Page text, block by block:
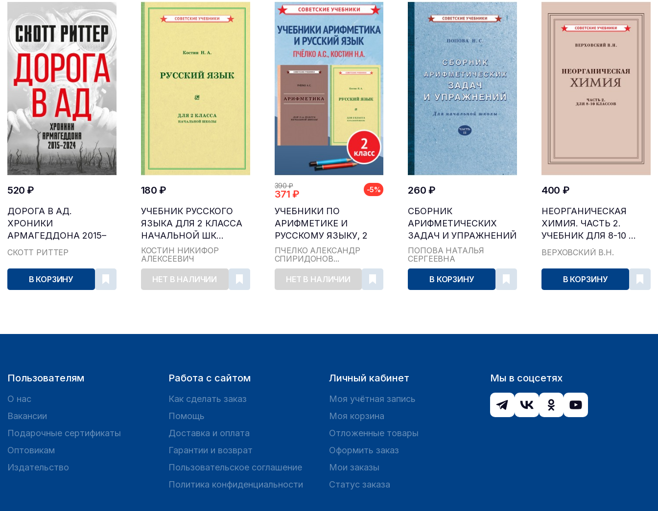
520 ₽
ДОРОГА В АД.
ХРОНИКИ
АРМАГЕДДОНА 2015–
2024
СКОТТ РИТТЕР
В КОРЗИНУ
180 ₽
УЧЕБНИК РУССКОГО
ЯЗЫКА ДЛЯ 2 КЛАССА
НАЧАЛЬНОЙ ШК...
КОСТИН НИКИФОР
АЛЕКСЕЕВИЧ
НЕТ В НАЛИЧИИ
390 ₽
371 ₽ -5%
УЧЕБНИКИ ПО
АРИФМЕТИКЕ И
РУССКОМУ ЯЗЫКУ, 2
КЛАСС...
ПЧЁЛКО АЛЕКСАНДР
СПИРИДОНОВ...
НЕТ В НАЛИЧИИ
260 ₽
СБОРНИК
АРИФМЕТИЧЕСКИХ
ЗАДАЧ И УПРАЖНЕНИЙ
ДЛЯ НА...
ПОПОВА НАТАЛЬЯ
СЕРГЕЕВНА
В КОРЗИНУ
400 ₽
НЕОРГАНИЧЕСКАЯ
ХИМИЯ. ЧАСТЬ 2.
УЧЕБНИК ДЛЯ 8-10 ...
ВЕРХОВСКИЙ В.Н.
В КОРЗИНУ
Пользователям
О нас
Вакансии
Подарочные сертификаты
Оптовикам
Издательство
Работа с сайтом
Как сделать заказ
Помощь
Доставка и оплата
Гарантии и возврат
Пользовательское соглашение
Политика конфиденциальности
Личный кабинет
Моя учётная запись
Моя корзина
Отложенные товары
Оформить заказ
Мои заказы
Статус заказа
Мы в соцсетях